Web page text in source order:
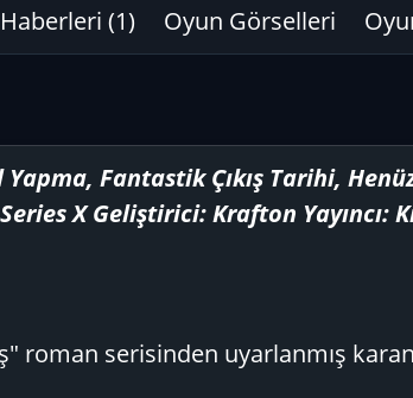
(1) Oyun Görselleri
Fantastik Çıkış Tarihi,
X Geliştirici: Krafton Yayıncı:
roman serisinden uyarlanmış